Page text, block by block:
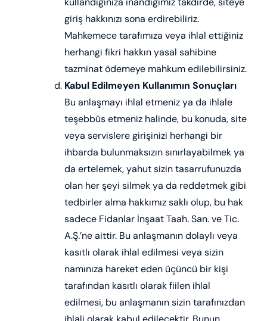
giriş hakkınızı sona erdirebiliriz.
Mahkemece tarafımıza veya ihlal ettiğiniz
herhangi fikri hakkın yasal sahibine
tazminat ödemeye mahkum edilebilirsiniz.
Kabul Edilmeyen Kullanımın Sonuçları
Bu anlaşmayı ihlal etmeniz ya da ihlale
teşebbüs etmeniz halinde, bu konuda, site
veya servislere girişinizi herhangi bir
ihbarda bulunmaksızın sınırlayabilmek ya
da ertelemek, yahut sizin tasarrufunuzda
olan her şeyi silmek ya da reddetmek gibi
tedbirler alma hakkımız saklı olup, bu hak
sadece Fidanlar İnşaat Taah. San. ve Tic.
A.Ş.’ne aittir. Bu anlaşmanın dolaylı veya
kasıtlı olarak ihlal edilmesi veya sizin
namınıza hareket eden üçüncü bir kişi
tarafından kasıtlı olarak fiilen ihlal
edilmesi, bu anlaşmanın sizin tarafınızdan